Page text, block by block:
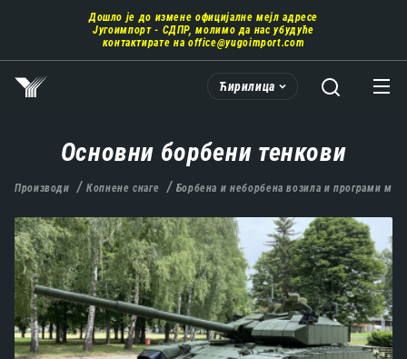
главни
део
садржаја
Дошло је до измене официјалне мејл адресе
Југоимпорт - СДПР, молимо да нас убудуће
контактирате на office@yugoimport.com
Ћирилица
Основни борбени тенкови
Производи Копнене снаге Борбена и неборбена возила и програми